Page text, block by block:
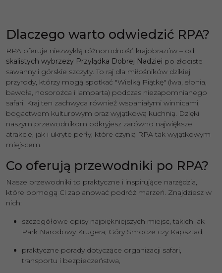
Dlaczego warto odwiedzić RPA?
RPA oferuje niezwykłą różnorodność krajobrazów – od
skalistych wybrzeży Przylądka Dobrej Nadziei po złociste
sawanny i górskie szczyty. To raj dla miłośników dzikiej
przyrody, którzy mogą spotkać "Wielką Piątkę" (lwa, słonia,
bawoła, nosorożca i lamparta) podczas niezapomnianego
safari. Kraj ten zachwyca również wspaniałymi winnicami,
bogactwem kulturowym oraz wyjątkową kuchnią. Dzięki
naszym przewodnikom odkryjesz zarówno największe
atrakcje, jak i ukryte perły, które czynią RPA tak wyjątkowym
miejscem.
Co oferują przewodniki po RPA?
Nasze przewodniki to praktyczne i inspirujące narzędzia,
które pomogą Ci zaplanować podróż marzeń. Znajdziesz w
nich:
szczegółowe opisy najpiękniejszych miejsc, takich jak
Park Narodowy Krugera, Góry Smocze czy Kapsztad,
praktyczne porady dotyczące organizacji safari,
transportu i bezpieczeństwa,